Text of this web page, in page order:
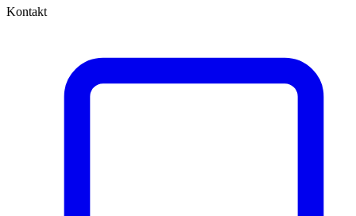
Kontakt